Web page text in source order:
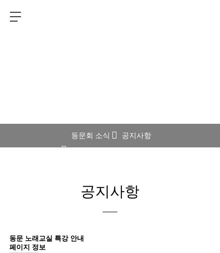
동문회 소식 공지사항
공지사항
동문 노래교실 특강 안내
페이지 정보